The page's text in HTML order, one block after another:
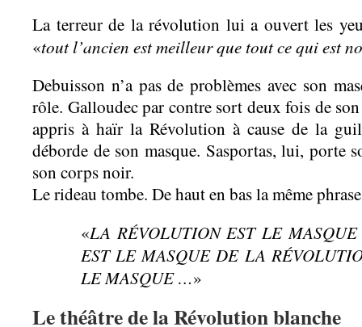
La terreur de la révolution lui a ouvert les
«tout l’ancien est meilleur que tout ce qui est
Debuisson n’a pas de problèmes avec son
rôle. Galloudec par contre sort deux fois de
appris à haïr la Révolution à cause de la
déborde de son masque. Sasportas, lui, porte
son corps noir.
Le rideau tombe. De haut en bas la même
«LA RÉVOLUTION EST LE
EST LE MASQUE DE LA
LE MASQUE …»
Le théâtre de la Révolution blanche